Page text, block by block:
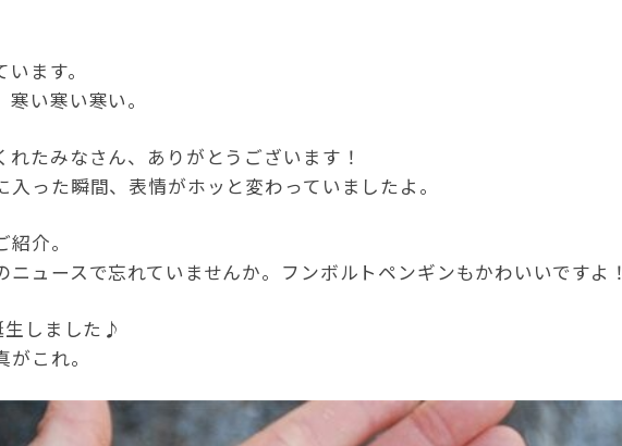
ます。
い寒い寒い。
れたみなさん、ありがとうございます！
った瞬間、表情がホッと変わっていましたよ。
介。
ニュースで忘れていませんか。フンボルトペンギンもかわいいですよ！
生しました♪
これ。